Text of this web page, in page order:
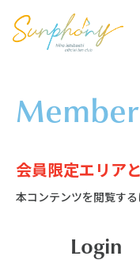
会員限定エリア
本コンテンツを閲覧する
Login